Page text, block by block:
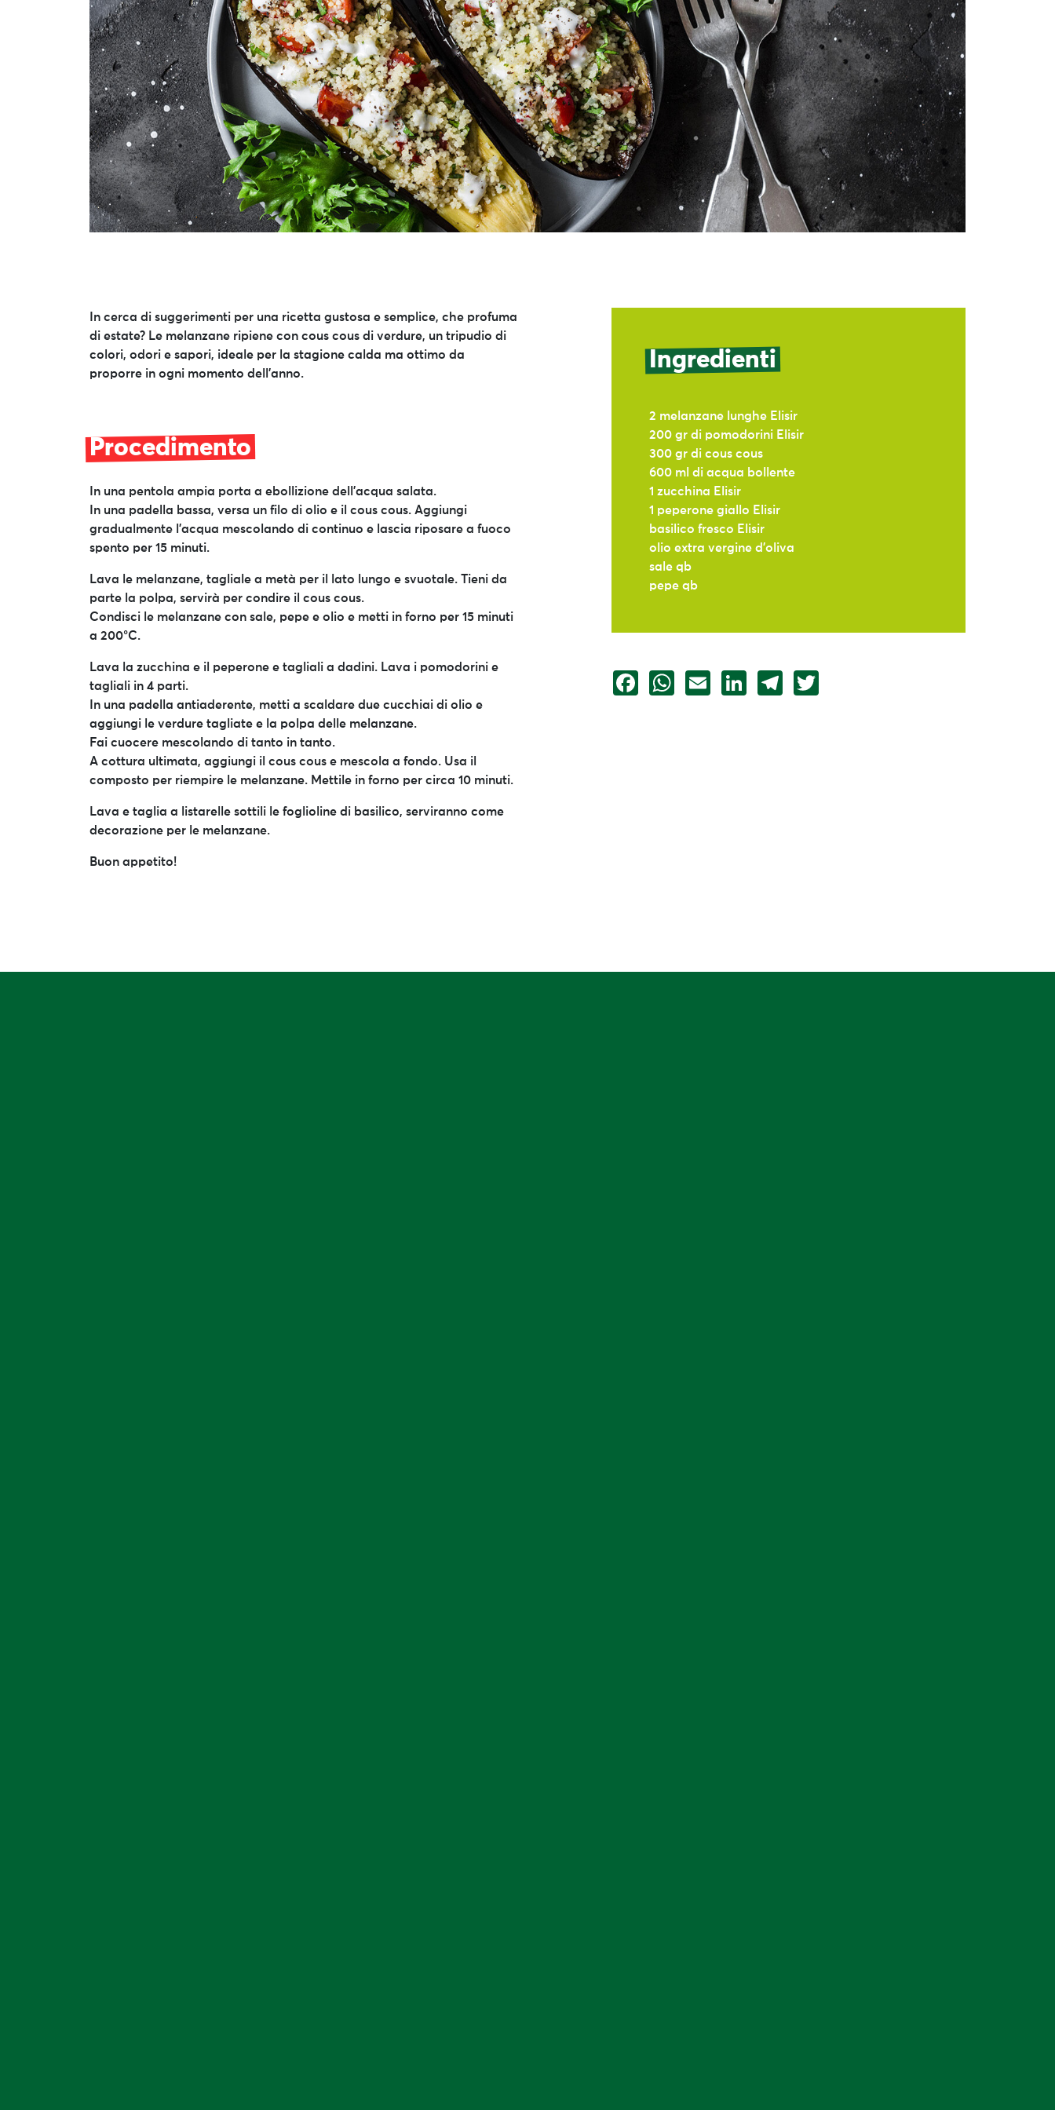
In cerca di suggerimenti per una ricetta gustosa e semplice, che profuma
di estate? Le melanzane ripiene con cous cous di verdure, un tripudio di
colori, odori e sapori, ideale per la stagione calda ma ottimo da
proporre in ogni momento dell’anno.
Procedimento
In una pentola ampia porta a ebollizione dell’acqua salata.
In una padella bassa, versa un filo di olio e il cous cous. Aggiungi
gradualmente l’acqua mescolando di continuo e lascia riposare a fuoco
spento per 15 minuti.
Lava le melanzane, tagliale a metà per il lato lungo e svuotale. Tieni da
parte la polpa, servirà per condire il cous cous.
Condisci le melanzane con sale, pepe e olio e metti in forno per 15 minuti
a 200°C.
Lava la zucchina e il peperone e tagliali a dadini. Lava i pomodorini e
tagliali in 4 parti.
In una padella antiaderente, metti a scaldare due cucchiai di olio e
aggiungi le verdure tagliate e la polpa delle melanzane.
Fai cuocere mescolando di tanto in tanto.
A cottura ultimata, aggiungi il cous cous e mescola a fondo. Usa il
composto per riempire le melanzane. Mettile in forno per circa 10 minuti.
Lava e taglia a listarelle sottili le foglioline di basilico, serviranno come
decorazione per le melanzane.
Buon appetito!
Ingredienti
2 melanzane lunghe Elisir
200 gr di pomodorini Elisir
300 gr di cous cous
600 ml di acqua bollente
1 zucchina Elisir
1 peperone giallo Elisir
basilico fresco Elisir
olio extra vergine d’oliva
sale qb
pepe qb
FacebookWhatsApp
Email LinkedInTelegram